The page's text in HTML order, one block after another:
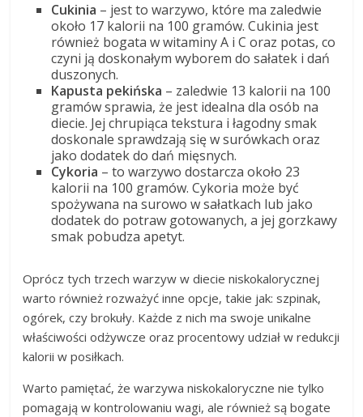
Cukinia – jest to warzywo, które ma zaledwie
około 17 kalorii na 100 gramów. Cukinia jest
również bogata w witaminy A i C oraz potas, co
czyni ją doskonałym wyborem do sałatek i dań
duszonych.
Kapusta pekińska – zaledwie 13 kalorii na 100
gramów sprawia, że jest idealna dla osób na
diecie. Jej chrupiąca tekstura i łagodny smak
doskonale sprawdzają się w surówkach oraz
jako dodatek do dań mięsnych.
Cykoria – to warzywo dostarcza około 23
kalorii na 100 gramów. Cykoria może być
spożywana na surowo w sałatkach lub jako
dodatek do potraw gotowanych, a jej gorzkawy
smak pobudza apetyt.
Oprócz tych trzech warzyw w diecie niskokalorycznej
warto również rozważyć inne opcje, takie jak: szpinak,
ogórek, czy brokuły. Każde z nich ma swoje unikalne
właściwości odżywcze oraz procentowy udział w redukcji
kalorii w posiłkach.
Warto pamiętać, że warzywa niskokaloryczne nie tylko
pomagają w kontrolowaniu wagi, ale również są bogate